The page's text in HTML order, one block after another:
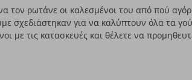
τον ρωτάνε οι καλεσμένοι του από πού
σχεδιάστηκαν για να καλύπτουν όλα τα
με τις κατασκευές και θέλετε να